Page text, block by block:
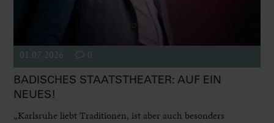
01.07.2026 0
BADISCHES STAATSTHEATER: AUF EIN
NEUES!
„Karlsruhe liebt Traditionen, ist aber auch besonders